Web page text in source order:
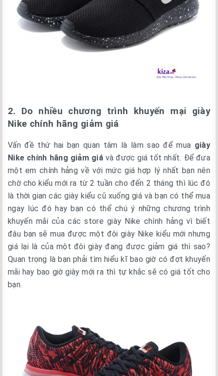
2. Do nhiều chương trình khuyến mại giày
Nike chính hãng giảm giá
Vấn đề thứ hai bạn quan tâm là làm sao để mua giày
Nike chính hãng giảm giávà được giá tốt nhất. Để đưa
một em chính hảng về với mức giá hợp lý nhất bạn nên
chờ cho kiểu mới ra từ 2 tuần cho đến 2 tháng thì lúc đó
là thời gian các giày kiểu cũ xuống giá và bạn có thể mua
ngay lúc đó hay bạn có thể chú ý những chương trình
khuyến mãi của các store giày Nike chính hảng vì biết
đâu bạn sẽ mua được một đôi giày Nike kiểu mới nhưng
giá lại là của một đôi giày đang được giảm giá thì sao?
Quan trọng là bạn phải tìm hiểu kĩ bao giờ có đợt khuyến
mãi hay bao giờ giày mới ra thì tự khắc sẽ có giá tốt cho
bạn.